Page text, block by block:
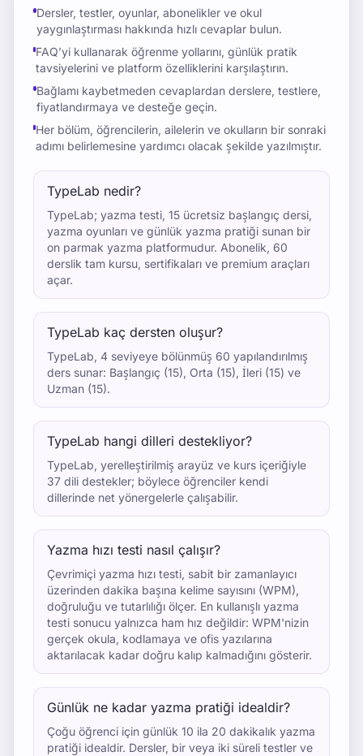
Dersler, testler, oyunlar, abonelikler ve okul
yaygınlaştırması hakkında hızlı cevaplar bulun.
FAQ’yi kullanarak öğrenme yollarını, günlük pratik
tavsiyelerini ve platform özelliklerini karşılaştırın.
Bağlamı kaybetmeden cevaplardan derslere, testlere,
fiyatlandırmaya ve desteğe geçin.
Her bölüm, öğrencilerin, ailelerin ve okulların bir sonraki
adımı belirlemesine yardımcı olacak şekilde yazılmıştır.
TypeLab nedir?
TypeLab; yazma testi, 15 ücretsiz başlangıç dersi,
yazma oyunları ve günlük yazma pratiği sunan bir
on parmak yazma platformudur. Abonelik, 60
derslik tam kursu, sertifikaları ve premium araçları
açar.
TypeLab kaç dersten oluşur?
TypeLab, 4 seviyeye bölünmüş 60 yapılandırılmış
ders sunar: Başlangıç (15), Orta (15), İleri (15) ve
Uzman (15).
TypeLab hangi dilleri destekliyor?
TypeLab, yerelleştirilmiş arayüz ve kurs içeriğiyle
37 dili destekler; böylece öğrenciler kendi
dillerinde net yönergelerle çalışabilir.
Yazma hızı testi nasıl çalışır?
Çevrimiçi yazma hızı testi, sabit bir zamanlayıcı
üzerinden dakika başına kelime sayısını (WPM),
doğruluğu ve tutarlılığı ölçer. En kullanışlı yazma
testi sonucu yalnızca ham hız değildir: WPM'nizin
gerçek okula, kodlamaya ve ofis yazılarına
aktarılacak kadar doğru kalıp kalmadığını gösterir.
Günlük ne kadar yazma pratiği idealdir?
Çoğu öğrenci için günlük 10 ila 20 dakikalık yazma
pratiği idealdir. Dersler, bir veya iki süreli testler ve